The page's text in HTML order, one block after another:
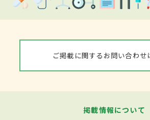
ご掲載に関するお問い合わせ
掲載情報について